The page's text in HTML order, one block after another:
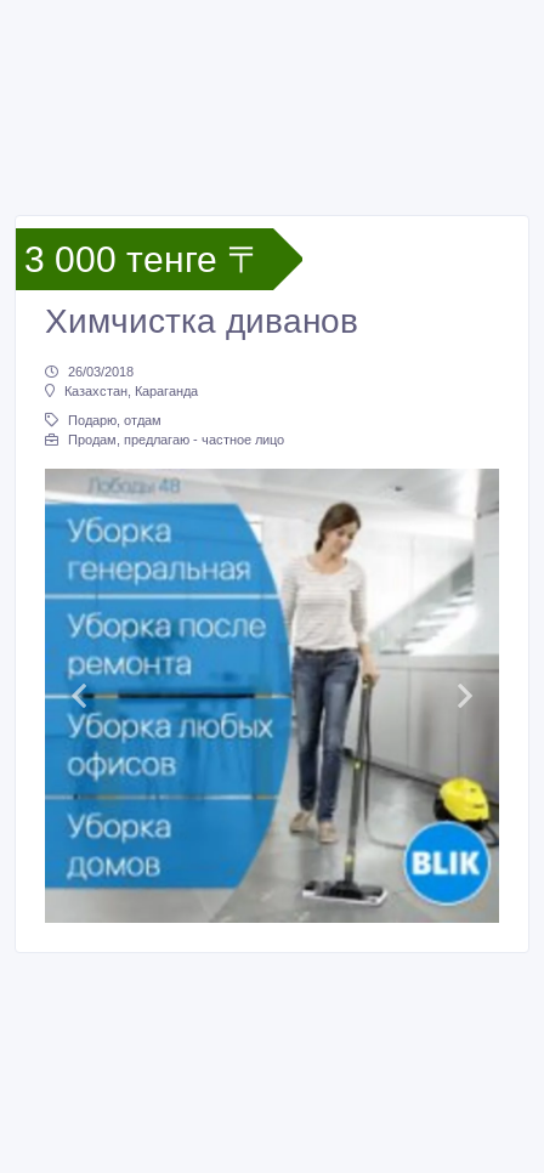
3 000 тенге 〒
Химчистка диванов
26/03/2018
Казахстан, Караганда
Подарю, отдам
Продам, предлагаю - частное лицо